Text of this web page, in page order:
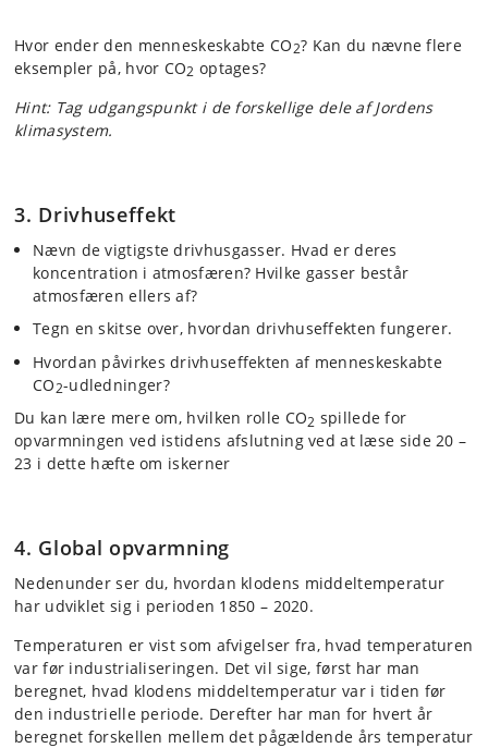
Hvor ender den menneskeskabte CO2? Kan du nævne flere
eksempler på, hvor CO2 optages?
Hint: Tag udgangspunkt i de forskellige dele af Jordens
klimasystem.
3. Drivhuseffekt
Nævn de vigtigste drivhusgasser. Hvad er deres
koncentration i atmosfæren? Hvilke gasser består
atmosfæren ellers af?
Tegn en skitse over, hvordan drivhuseffekten fungerer.
Hvordan påvirkes drivhuseffekten af menneskeskabte
CO2-udledninger?
Du kan lære mere om, hvilken rolle CO2 spillede for
opvarmningen ved istidens afslutning ved at læse side 20 –
23 i dette hæfte om iskerner
4. Global opvarmning
Nedenunder ser du, hvordan klodens middeltemperatur
har udviklet sig i perioden 1850 – 2020.
Temperaturen er vist som afvigelser fra, hvad temperaturen
var før industrialiseringen. Det vil sige, først har man
beregnet, hvad klodens middeltemperatur var i tiden før
den industrielle periode. Derefter har man for hvert år
beregnet forskellen mellem det pågældende års temperatur